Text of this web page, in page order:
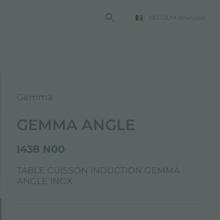
FOSTER
BELGIUM (Français)
Gemma
GEMMA ANGLE
I438 N00
TABLE CUISSON INDUCTION GEMMA
ANGLE INOX